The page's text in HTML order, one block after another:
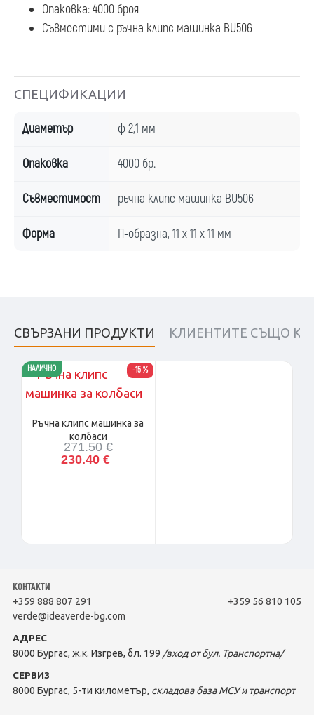
Опаковка: 4000 броя
Съвместими с ръчна клипс машинка BU506
СПЕЦИФИКАЦИИ
Диаметър ф 2,1 мм
Опаковка 4000 бр.
Съвместимост ръчна клипс машинка BU506
Форма П-образна, 11 х 11 х 11 мм
СВЪРЗАНИ ПРОДУКТИ КЛИЕНТИТЕ СЪЩО
-15 %
НАЛИЧНО
Ръчна клипс машинка за
колбаси
230.40 €
271.50 €
КОНТАКТИ
+359 888 807 291
+359 56 810 105
verde@ideaverde-bg.com
АДРЕС
8000 Бургас, ж.к. Изгрев, бл. 199 /вход от бул. Транспортна/
СЕРВИЗ
8000 Бургас, 5-ти километър, складова база МСУ и транспорт